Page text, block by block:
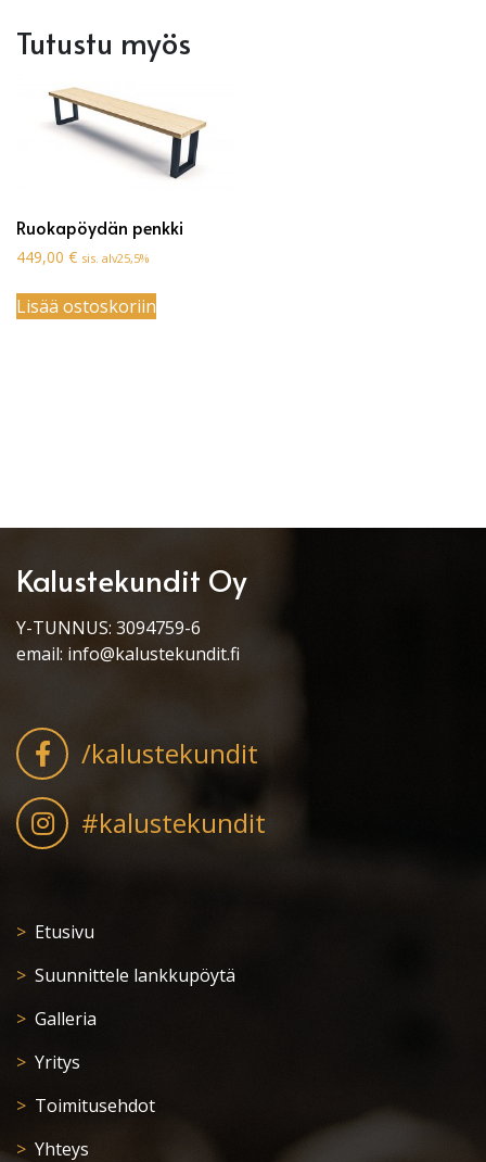
Tutustu myös
Ruokapöydän penkki
449,00 € sis. alv25,5%
Lisää ostoskoriin
Kalustekundit Oy
Y-TUNNUS: 3094759-6
email: info@kalustekundit.fi
/kalustekundit
#kalustekundit
Etusivu
Suunnittele lankkupöytä
Galleria
Yritys
Toimitusehdot
Yhteys